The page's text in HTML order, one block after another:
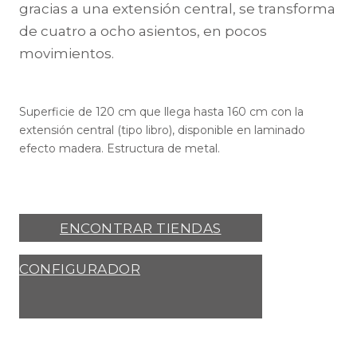
gracias a una extensión central, se transforma
de cuatro a ocho asientos, en pocos
movimientos.
Superficie de 120 cm que llega hasta 160 cm con la
extensión central (tipo libro), disponible en laminado
efecto madera. Estructura de metal.
ENCONTRAR TIENDAS
CONFIGURADOR